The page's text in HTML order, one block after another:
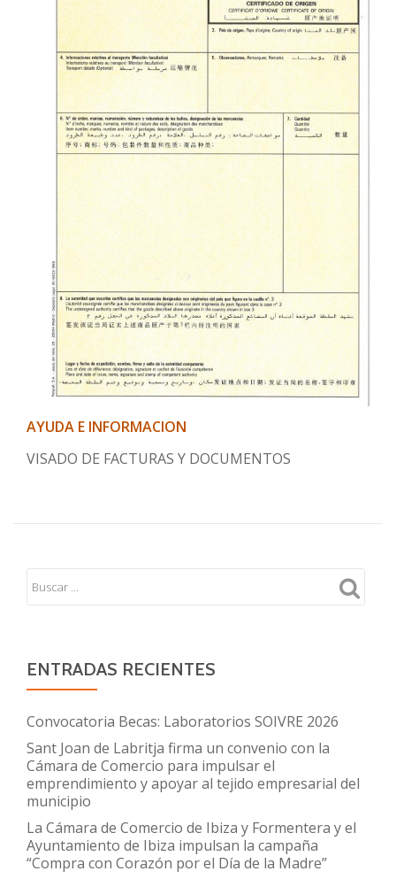
AYUDA E INFORMACION
VISADO DE FACTURAS Y DOCUMENTOS
ENTRADAS RECIENTES
Convocatoria Becas: Laboratorios SOIVRE 2026
Sant Joan de Labritja firma un convenio con la
Cámara de Comercio para impulsar el
emprendimiento y apoyar al tejido empresarial del
municipio
La Cámara de Comercio de Ibiza y Formentera y el
Ayuntamiento de Ibiza impulsan la campaña
“Compra con Corazón por el Día de la Madre”